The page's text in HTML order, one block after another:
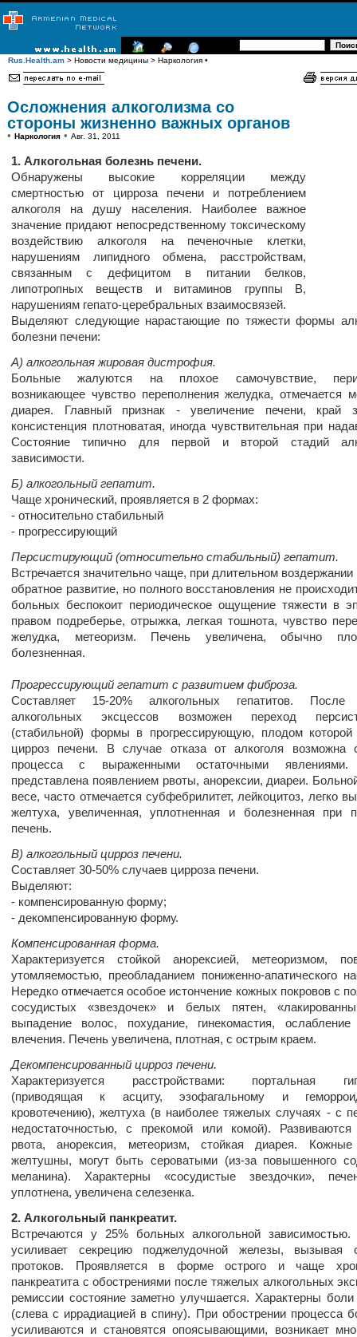
Rus.Health.am > Новости медицины > Наркология •
Осложнения алкоголизма со
стороны жизненно важных органов
• Наркология • Авг. 31, 2011
1. Алкогольная болезнь печени.
Обнаружены высокие корреляции между
смертностью от цирроза печени и потреблением
алкоголя на душу населения. Наиболее важное
значение придают непосредственному токсическому
воздействию алкоголя на печеночные клетки,
нарушениям липидного обмена, расстройствам,
связанным с дефицитом в питании белков,
липотропных веществ и витаминов группы В,
нарушениям гепато-церебральных взаимосвязей.
Выделяют следующие нарастающие по тяжести формы
болезни печени:
А) алкогольная жировая дистрофия.
Больные жалуются на плохое самочувствие,
возникающее чувство переполнения желудка, отмечается
диарея. Главный признак - увеличение печени, край
консистенция плотноватая, иногда чувствительная при
Состояние типично для первой и второй стадий
зависимости.
Б) алкогольный гепатит.
Чаще хронический, проявляется в 2 формах:
- относительно стабильный
- прогрессирующий
Персистирующий (относительно стабильный) гепатит.
Встречается значительно чаще, при длительном
обратное развитие, но полного восстановления не
больных беспокоит периодическое ощущение тяжести в
правом подреберье, отрыжка, легкая тошнота, чувство
желудка, метеоризм. Печень увеличена, обычно
болезненная.
Прогрессирующий гепатит с развитием фиброза.
Составляет 15-20% алкогольных гепатитов. После
алкогольных эксцессов возможен переход
(стабильной) формы в прогрессирующую, плодом которой
цирроз печени. В случае отказа от алкоголя возможна
процесса с выраженными остаточными явлениями.
представлена появлением рвоты, анорексии, диареи.
весе, часто отмечается субфебрилитет, лейкоцитоз, легко
желтуха, увеличенная, уплотненная и болезненная при
печень.
В) алкогольный цирроз печени.
Составляет 30-50% случаев цирроза печени.
Выделяют:
- компенсированную форму;
- декомпенсированную форму.
Компенсированная форма.
Характеризуется стойкой анорексией, метеоризмом,
утомляемостью, преобладанием пониженно-апатического
Нередко отмечается особое истончение кожных покровов с
сосудистых «звездочек» и белых пятен,
выпадение волос, похудание, гинекомастия, ослабление
влечения. Печень увеличена, плотная, с острым краем.
Декомпенсированный цирроз печени.
Характеризуется расстройствами: портальная
(приводящая к асциту, эзофагальному и
кровотечению), желтуха (в наиболее тяжелых случаях - с
недостаточностью, с прекомой или комой). Развиваются
рвота, анорексия, метеоризм, стойкая диарея.
желтушны, могут быть сероватыми (из-за повышенного
меланина). Характерны «сосудистые звездочки»,
уплотнена, увеличена селезенка.
2. Алкогольный панкреатит.
Встречаются у 25% больных алкогольной зависимостью.
усиливает секрецию поджелудочной железы, вызывая
протоков. Проявляется в форме острого и чаще
панкреатита с обострениями после тяжелых алкогольных
ремиссии состояние заметно улучшается. Характерны
(слева с иррадиацией в спину). При обострении процесса
усиливаются и становятся опоясывающими, возникает